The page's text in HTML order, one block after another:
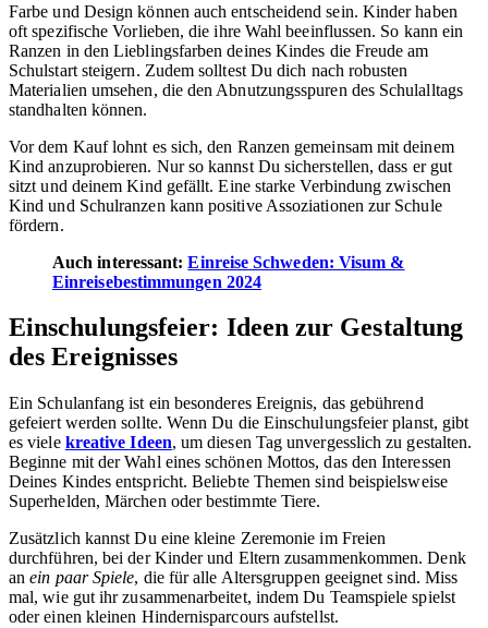
Farbe und Design können auch entscheidend sein. Kinder haben
oft spezifische Vorlieben, die ihre Wahl beeinflussen. So kann ein
Ranzen in den Lieblingsfarben deines Kindes die Freude am
Schulstart steigern. Zudem solltest Du dich nach robusten
Materialien umsehen, die den Abnutzungsspuren des Schulalltags
standhalten können.
Vor dem Kauf lohnt es sich, den Ranzen gemeinsam mit deinem
Kind anzuprobieren. Nur so kannst Du sicherstellen, dass er gut
sitzt und deinem Kind gefällt. Eine starke Verbindung zwischen
Kind und Schulranzen kann positive Assoziationen zur Schule
fördern.
Auch interessant:Einreise Schweden: Visum &
Einreisebestimmungen 2024
Einschulungsfeier: Ideen zur Gestaltung
des Ereignisses
Ein Schulanfang ist ein besonderes Ereignis, das gebührend
gefeiert werden sollte. Wenn Du die Einschulungsfeier planst, gibt
es viele kreative Ideen, um diesen Tag unvergesslich zu gestalten.
Beginne mit der Wahl eines schönen Mottos, das den Interessen
Deines Kindes entspricht. Beliebte Themen sind beispielsweise
Superhelden, Märchen oder bestimmte Tiere.
Zusätzlich kannst Du eine kleine Zeremonie im Freien
durchführen, bei der Kinder und Eltern zusammenkommen. Denk
anein paar Spiele, die für alle Altersgruppen geeignet sind. Miss
mal, wie gut ihr zusammenarbeitet, indem Du Teamspiele spielst
oder einen kleinen Hindernisparcours aufstellst.